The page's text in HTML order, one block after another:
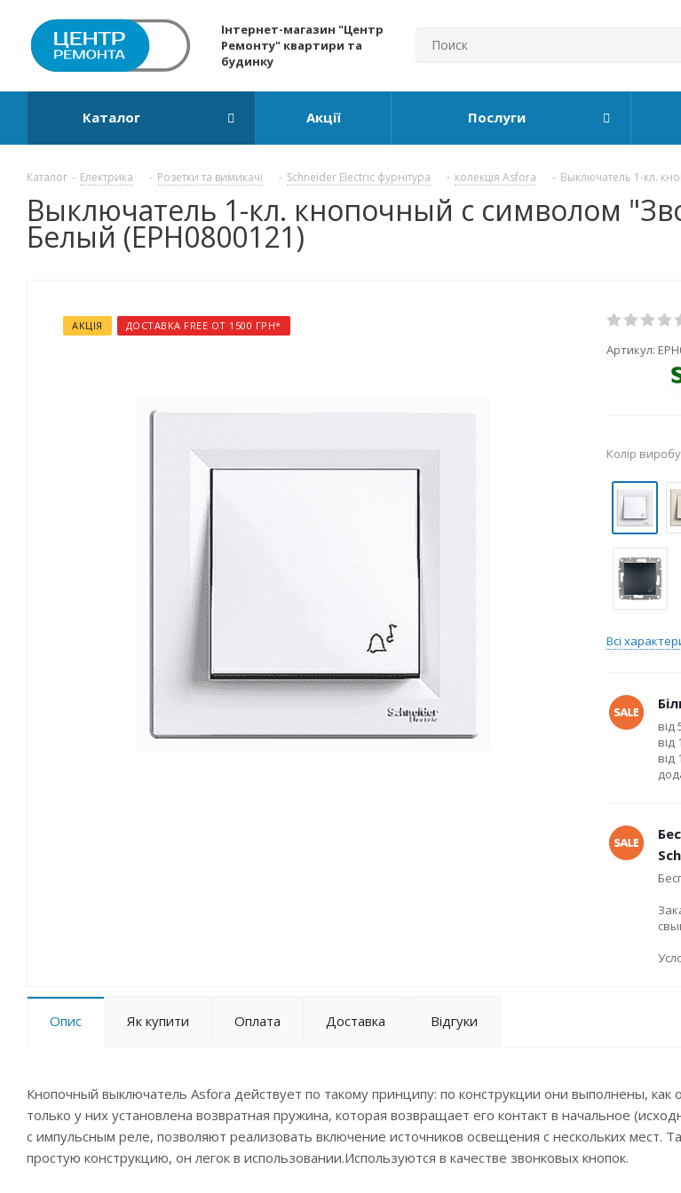
Інтернет-магазин "Центр
Ремонту" квартири та
будинку
Каталог Акції Послуги
Каталог - Електрика - Розетки та вимикачі - Schneider Electric фурнітура - колекція Asfora - Выключатель 1-кл.
Выключатель 1-кл. кнопочный с символом
Белый (EPH0800121)
АКЦІЯ ДОСТАВКА FREE ОТ 1500 ГРН*
Артикул:
Колір
Всі
від
від
від
Опис Як купити Оплата Доставка Відгуки
Кнопочный выключатель Asfora действует по такому принципу: по конструкции они выполнены,
только у них установлена возвратная пружина, которая возвращает его контакт в начальное
с импульсным реле, позволяют реализовать включение источников освещения с нескольких мест.
простую конструкцию, он легок в использовании.Используются в качестве звонковых кнопок.